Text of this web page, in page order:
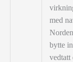
med
bytte
vedtatt